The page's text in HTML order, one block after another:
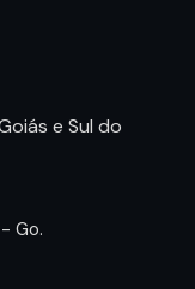
e Sul do
Go.